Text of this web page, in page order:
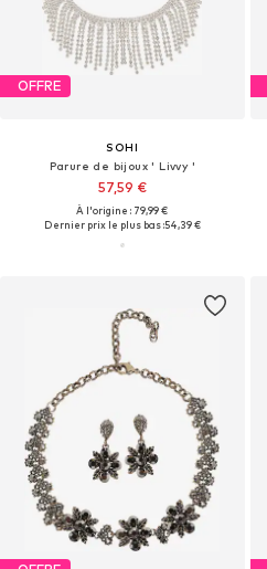
OFFRE
SOHI
Parure de bijoux ' Livvy '
57,59 €
À l'origine : 79,99 €
Dernier prix le plus bas :54,39 €